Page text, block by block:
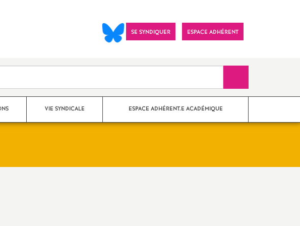
SE SYNDIQUER ESPACE ADHÉRENT
VIE SYNDICALE ESPACE ADHÉRENT.E ACADÉMIQUE